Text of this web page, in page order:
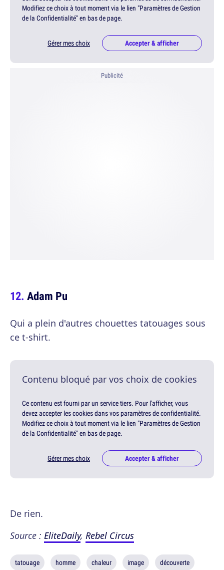
Modifiez ce choix à tout moment via le lien "Paramètres de Gestion
de la Confidentialité" en bas de page.
Gérer mes choix Accepter & afficher
Publicité
Adam Pu
Qui a plein d'autres chouettes tatouages sous
ce t-shirt.
Contenu bloqué par vos choix de cookies
Ce contenu est fourni par un service tiers. Pour l'afficher, vous
devez accepter les cookies dans vos paramètres de confidentialité.
Modifiez ce choix à tout moment via le lien "Paramètres de Gestion
de la Confidentialité" en bas de page.
Gérer mes choix Accepter & afficher
De rien.
Source : EliteDaily, Rebel Circus
tatouage homme chaleur image découverte